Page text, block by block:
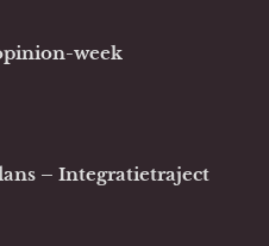
week
– Integratietraject